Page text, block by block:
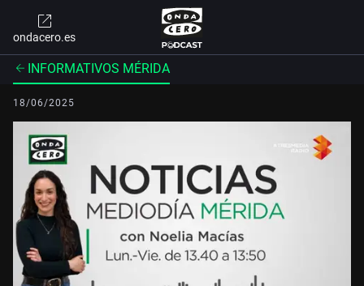
ondacero.es
INFORMATIVOS MÉRIDA
18/06/2025